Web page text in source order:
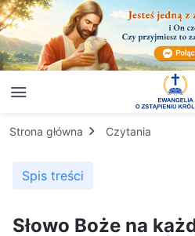
Strona główna Czytania
Spis treści
Słowo Boże na